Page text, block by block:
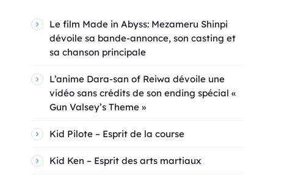
Le film Made in Abyss: Mezameru Shinpi
dévoile sa bande-annonce, son casting et
sa chanson principale
L’anime Dara-san of Reiwa dévoile une
vidéo sans crédits de son ending spécial «
Gun Valsey’s Theme »
Kid Pilote – Esprit de la course
Kid Ken – Esprit des arts martiaux